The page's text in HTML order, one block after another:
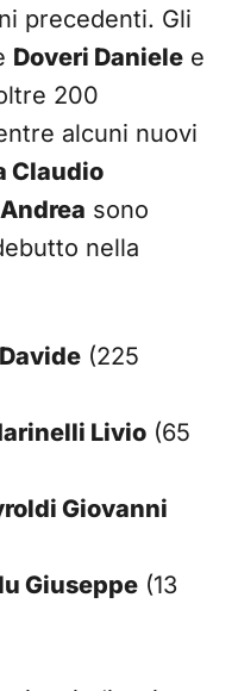
precedenti. Gli
Doveri Daniele e
200
alcuni nuovi
Claudio
sono
nella
(225
Livio (65
Giovanni
Giuseppe (13